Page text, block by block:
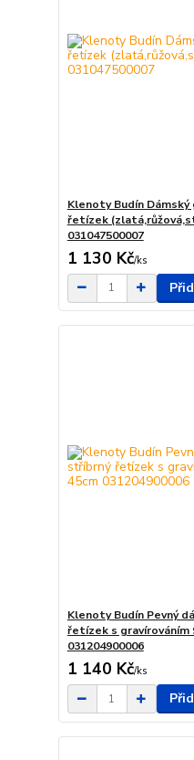
Klenoty Budín
řetízek
031047500007
1 130 Kč/ks
Klenoty Budín Pevný
řetízek s gravírováním
031204900006
1 140 Kč/ks